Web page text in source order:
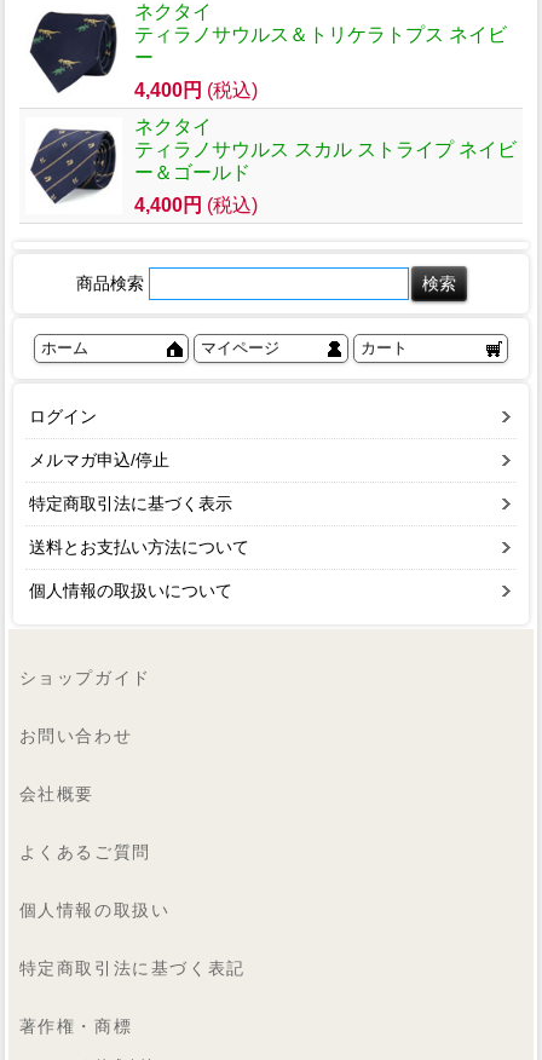
ネクタイ
ティラノサウルス＆トリケラトプス ネイビ
ー
4,400円 (税込)
ネクタイ
ティラノサウルス スカル ストライプ ネイビ
ー＆ゴールド
4,400円 (税込)
商品検索
ホーム マイページ カート
ログイン
メルマガ申込/停止
特定商取引法に基づく表示
送料とお支払い方法について
個人情報の取扱いについて
ショップガイド
お問い合わせ
会社概要
よくあるご質問
個人情報の取扱い
特定商取引法に基づく表記
著作権・商標